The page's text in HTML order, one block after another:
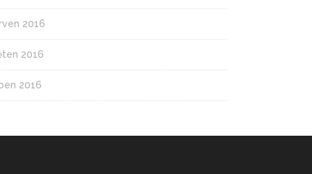
2016
2016
2016